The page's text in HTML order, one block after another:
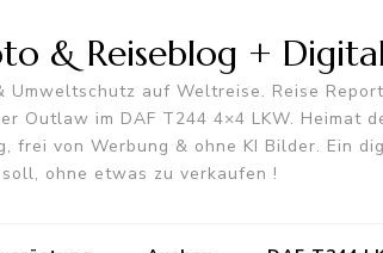
& Reiseblog +
Umweltschutz auf Weltreise. Reise
Outlaw im DAF T244 4×4 LKW. Heimat
frei von Werbung & ohne KI Bilder. Ein
ohne etwas zu verkaufen !